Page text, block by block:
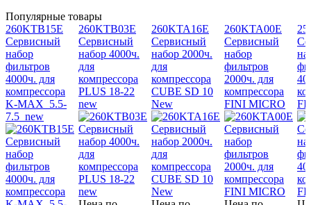
Популярные товары
260KTB15E
Сервисный
набор
фильтров
4000ч. для
компрессора
K-MAX 5.5-
7.5 new
260KTB03E
Cервисный
набор 4000ч.
для
компрессора
PLUS 18-22
new
260KTA16E
Cервисный
набор 2000ч.
для
компрессора
CUBE SD 10
New
260KTA00E
Сервисный
набор
фильтров
2000ч. для
компрессора
FINI MICRO